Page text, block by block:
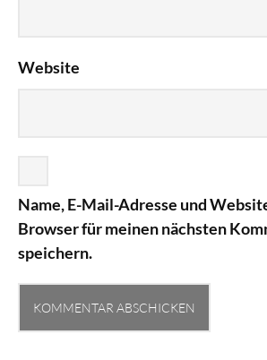
Website
Name, E-Mail-Adresse und
Browser für meinen nächsten
speichern.